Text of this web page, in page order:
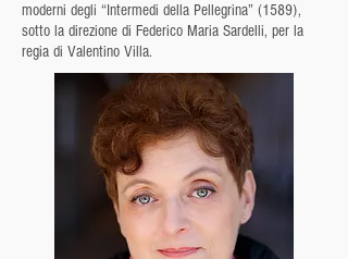
moderni degli “Intermedi della Pellegrina” (1589),
sotto la direzione di Federico Maria Sardelli, per la
regia di Valentino Villa.